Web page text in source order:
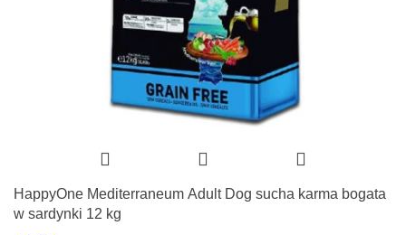
HappyOne Mediterraneum Adult Dog sucha karma bogata
w sardynki 12 kg